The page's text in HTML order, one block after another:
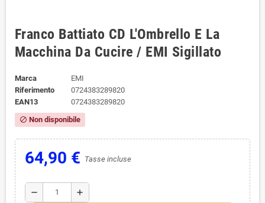
Franco Battiato CD L'Ombrello E La
Macchina Da Cucire / EMI Sigillato
Marca
EMI
Riferimento
0724383289820
EAN13
0724383289820
block Non disponibile
64,90 € Tasse incluse
remove add